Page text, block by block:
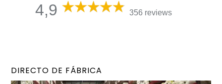
4,9 356 reviews
DIRECTO DE FÁBRICA